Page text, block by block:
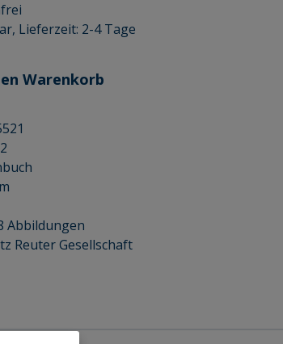
Lieferzeit: 2-4 Tage
Warenkorb
Abbildungen
Reuter Gesellschaft